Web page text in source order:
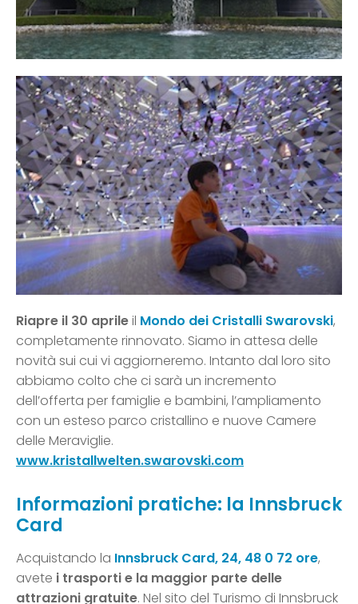
Riapre il 30 aprileil Mondo dei Cristalli Swarovski,
completamente rinnovato. Siamo in attesa delle
novità sui cui vi aggiorneremo. Intanto dal loro sito
abbiamo colto che ci sarà un incremento
dell’offerta per famiglie e bambini, l’ampliamento
con un esteso parco cristallino e nuove Camere
delle Meraviglie.
www.kristallwelten.swarovski.com
Informazioni pratiche: la Innsbruck
Card
Acquistando la Innsbruck Card, 24, 48 0 72 ore,
avete i trasporti e la maggior parte delle
attrazioni gratuite. Nel sito del Turismo di Innsbruck